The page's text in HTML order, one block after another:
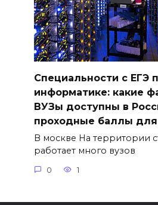
Специальности с ЕГЭ
информатике: какие
ВУЗы доступны в
проходные баллы для
В москве На территории
работает много вузов
0 1